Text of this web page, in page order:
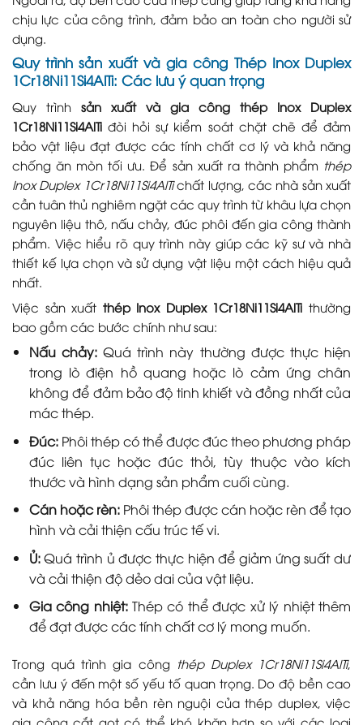
chịu lực của công trình, đảm bảo an toàn cho người sử
dụng.
Quy trình sản xuất và gia công Thép Inox Duplex
1Cr18Ni11Si4AlTi: Các lưu ý quan trọng
Quy trình sản xuất và gia công thép Inox Duplex
1Cr18Ni11Si4AlTi đòi hỏi sự kiểm soát chặt chẽ để đảm
bảo vật liệu đạt được các tính chất cơ lý và khả năng
chống ăn mòn tối ưu. Để sản xuất ra thành phẩm thép
Inox Duplex 1Cr18Ni11Si4AlTichất lượng, các nhà sản xuất
cần tuân thủ nghiêm ngặt các quy trình từ khâu lựa chọn
nguyên liệu thô, nấu chảy, đúc phôi đến gia công thành
phẩm. Việc hiểu rõ quy trình này giúp các kỹ sư và nhà
thiết kế lựa chọn và sử dụng vật liệu một cách hiệu quả
nhất.
Việc sản xuất thép Inox Duplex 1Cr18Ni11Si4AlTi thường
bao gồm các bước chính như sau:
Nấu chảy:Quá trình này thường được thực hiện
trong lò điện hồ quang hoặc lò cảm ứng chân
không để đảm bảo độ tinh khiết và đồng nhất của
mác thép.
Đúc:Phôi thép có thể được đúc theo phương pháp
đúc liên tục hoặc đúc thỏi, tùy thuộc vào kích
thước và hình dạng sản phẩm cuối cùng.
Cán hoặc rèn:Phôi thép được cán hoặc rèn để tạo
hình và cải thiện cấu trúc tế vi.
Ủ:Quá trình ủ được thực hiện để giảm ứng suất dư
và cải thiện độ dẻo dai của vật liệu.
Gia công nhiệt:Thép có thể được xử lý nhiệt thêm
để đạt được các tính chất cơ lý mong muốn.
Trong quá trình gia công thép Duplex 1Cr18Ni11Si4AlTi,
cần lưu ý đến một số yếu tố quan trọng. Do độ bền cao
và khả năng hóa bền rèn nguội của thép duplex, việc